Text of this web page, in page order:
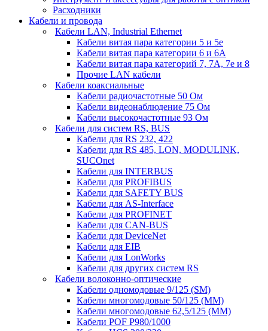
Расходники
Кабели и провода
Кабели LAN, Industrial Ethernet
Кабели витая пара категории 5 и 5е
Кабели витая пара категории 6 и 6A
Кабели витая пара категорий 7, 7А, 7е и 8
Прочие LAN кабели
Кабели коаксиальные
Кабели радиочастотные 50 Ом
Кабели видеонаблюдение 75 Ом
Кабели высокочастотные 93 Ом
Кабели для систем RS, BUS
Кабели для RS 232, 422
Кабели для RS 485, LON, MODULINK,
SUCOnet
Кабели для INTERBUS
Кабели для PROFIBUS
Кабели для SAFETY BUS
Кабели для AS-Interface
Кабели для PROFINET
Кабели для CAN-BUS
Кабели для DeviceNet
Кабели для EIB
Кабели для LonWorks
Кабели для других систем RS
Кабели волоконно-оптические
Кабели одномодовые 9/125 (SM)
Кабели многомодовые 50/125 (ММ)
Кабели многомодовые 62,5/125 (ММ)
Кабели POF P980/1000